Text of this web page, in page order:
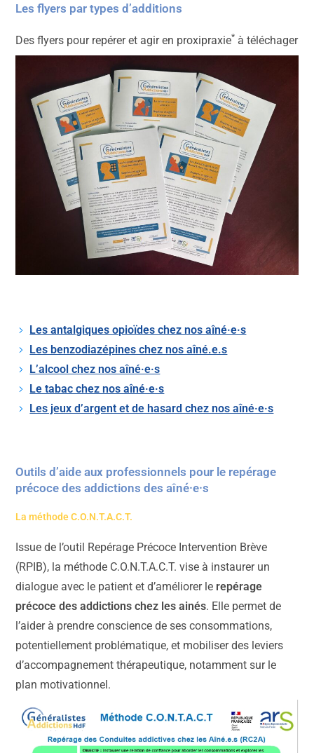
Les flyers par types d’additions
Des flyers pour repérer et agir en proxipraxie* à téléchager
Les antalgiques opioïdes chez nos aîné·e·s
Les benzodiazépines chez nos aîné.e.s
L’alcool chez nos aîné·e·s
Le tabac chez nos aîné·e·s
Les jeux d’argent et de hasard chez nos aîné·e·s
Outils d’aide aux professionnels pour le repérage
précoce des addictions des aîné·e·s
La méthode C.O.N.T.A.C.T.
Issue de l’outil Repérage Précoce Intervention Brève
(RPIB), la méthode C.O.N.T.A.C.T. vise à instaurer un
dialogue avec le patient et d’améliorer le repérage
précoce des addictions chez les ainés. Elle permet de
l’aider à prendre conscience de ses consommations,
potentiellement problématique, et mobiliser des leviers
d’accompagnement thérapeutique, notamment sur le
plan motivationnel.